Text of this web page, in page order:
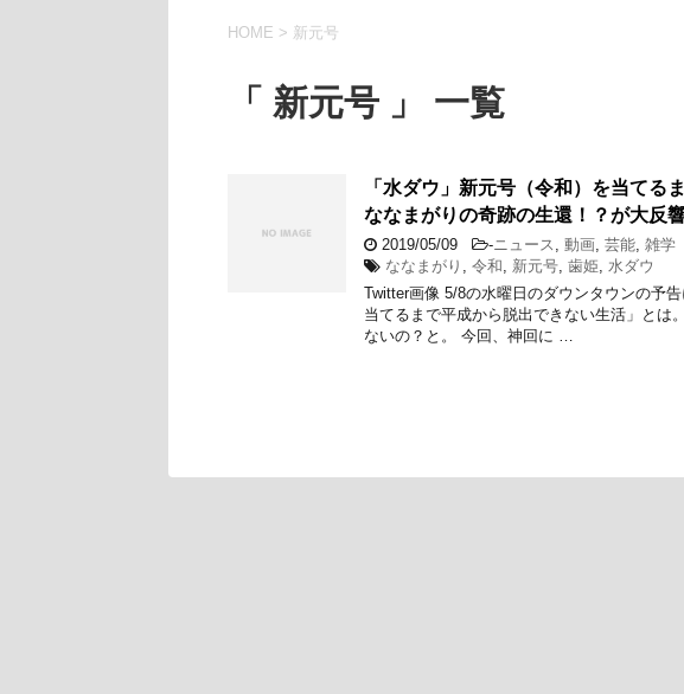
HOME > 新元号
「 新元号 」 一覧
「水ダウ」新元号（令和）を当てる
ななまがりの奇跡の生還！？が大反
2019/05/09 -ニュース , 動画, 芸能, 雑学
ななまがり , 令和, 新元号, 歯姫, 水ダウ
Twitter画像 5/8の水曜日のダウンタウンの予
当てるまで平成から脱出できない生活」とは
ないの？と。 今回、神回に …